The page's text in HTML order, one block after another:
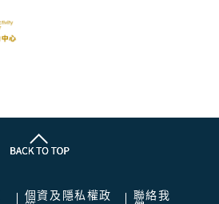
個資及隱私權政
聯絡我